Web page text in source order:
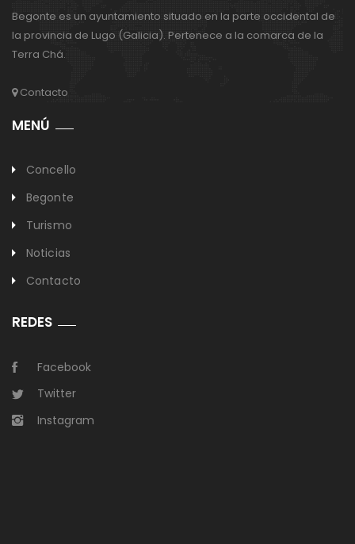
Begonte es un ayuntamiento situado en la parte occidental de
la provincia de Lugo (Galicia). Pertenece a la comarca de la
Terra Chá.
Contacto
MENÚ
Concello
Begonte
Turismo
Noticias
Contacto
REDES
Facebook
Twitter
Instagram